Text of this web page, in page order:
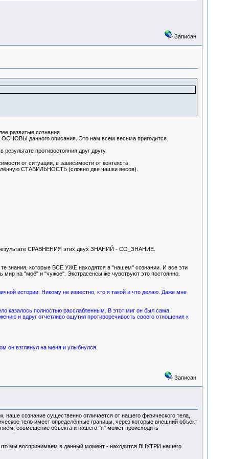
Записан
развитые сознания.
ОСНОВЫ данного описания. Это нам всем весьма пригодится.
противостояния друг другу.
от ситуации, в зависимости от контекста.
СТАБИЛЬНОСТЬ (словно две чашки весов).
результате СРАВНЕНИЯ этих двух ЗНАНИЙ - СО_ЗНАНИЕ.
знания, которые ВСЕ УЖЕ находятся в "нашем" сознании. И все эти
на "моё" и "чужое". Экстрасенсы же чувствуют это постоянно.
истории. Никому не известно, кто я такой и что делаю. Даже мне
казалось полностью расслабленным. В этот миг он был сама
и вдруг отчетливо ощутил противоречивость своего отношения к
он взглянул на меня и улыбнулся.
Записан
сознание существенно отличается от нашего физического тела,
тело имеет определённые границы, через которые внешний объект
совмещение объекта и нашего "я" может происходить
что мы воспринимаем в данный момент - находится ВНУТРИ нашего